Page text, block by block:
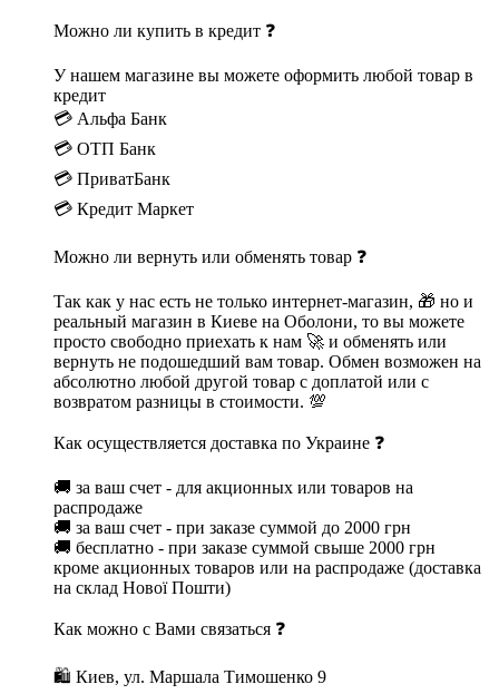
Можно ли купить в кредит ❓
У нашем магазине вы можете оформить любой товар в
кредит
💳 Альфа Банк
💳 ОТП Банк
💳 ПриватБанк
💳 Кредит Маркет
Можно ли вернуть или обменять товар ❓
Так как у нас есть не только интернет-магазин, 🎁 но и
реальный магазин в Киеве на Оболони, то вы можете
просто свободно приехать к нам 🚀 и обменять или
вернуть не подошедший вам товар. Обмен возможен на
абсолютно любой другой товар с доплатой или с
возвратом разницы в стоимости. 💯
Как осуществляется доставка по Украине ❓
🚚 за ваш счет - для акционных или товаров на
распродаже
🚚 за ваш счет - при заказе суммой до 2000 грн
🚚 бесплатно - при заказе суммой свыше 2000 грн
кроме акционных товаров или на распродаже (доставка
на склад Нової Пошти)
Как можно с Вами связаться ❓
🛍 Киев, ул. Маршала Тимошенко 9